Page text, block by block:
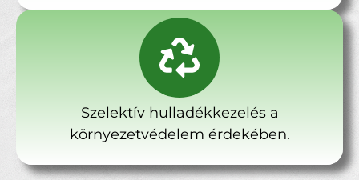
Szelektív hulladékkezelés a
környezetvédelem érdekében.